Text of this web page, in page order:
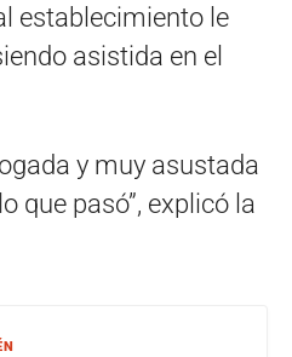
establecimiento le
asistida en el
y muy asustada
que pasó”, explicó la